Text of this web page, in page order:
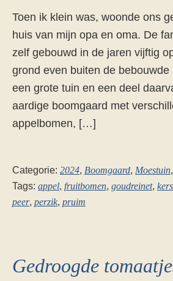
Toen ik klein was, woonde ons
huis van mijn opa en oma. De
zelf gebouwd in de jaren vijftig
grond even buiten de
een grote tuin en een deel
aardige boomgaard met
appelbomen, […]
Categorie: 2024, Boomgaard, Moestuin,
Tags: appel, fruitbomen, goudreinet, kers
peer, perzik, pruim
Gedroogde